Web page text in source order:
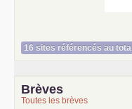
16 sites référencés au total
Brèves
Toutes les brèves